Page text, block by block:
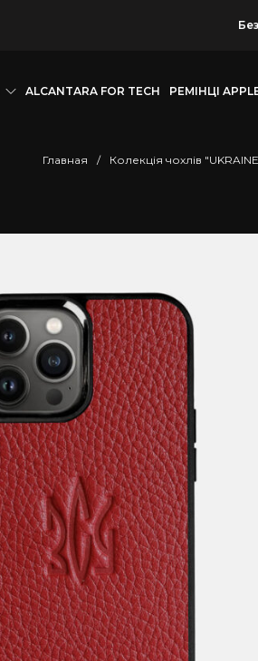
ALCANTARA FOR TECH РЕМІНЦІ
Главная / Колекція чохлів